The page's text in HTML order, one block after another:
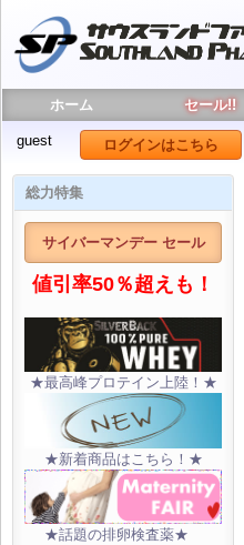
ホーム セール!!
guest ログインはこちら
総力特集
サイバーマンデー セール
値引率50％超えも！
★最高峰プロテイン上陸！★
★新着商品はこちら！★
★話題の排卵検査薬★